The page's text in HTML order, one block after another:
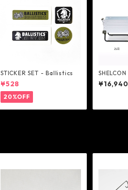
STICKER SET - Ballistics
¥528
20%OFF
cs
¥16,940